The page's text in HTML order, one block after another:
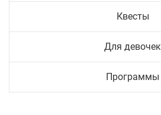
Квесты
Для девочек
Программы